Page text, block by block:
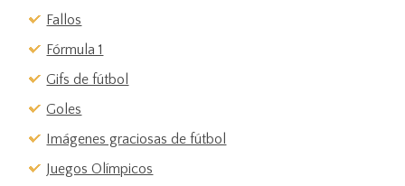
Fallos
Fórmula 1
Gifs de fútbol
Goles
Imágenes graciosas de fútbol
Juegos Olímpicos